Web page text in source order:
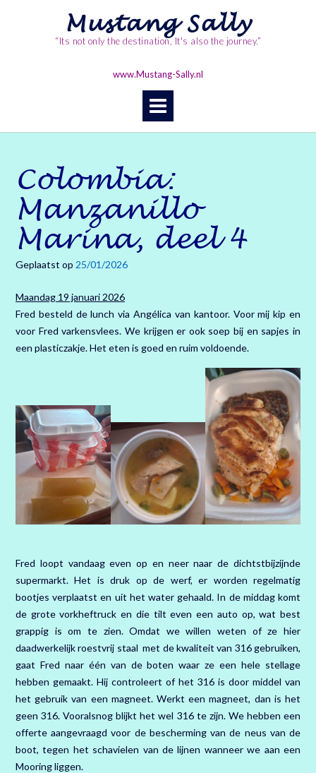
Mustang Sally
“Its not only the destination, It's also the journey.”
www.Mustang-Sally.nl
Colombia:
Manzanillo
Marina, deel 4
Geplaatst op 25/01/2026
Maandag 19 januari 2026
Fred besteld de lunch via Angélica van kantoor. Voor mij kip en
voor Fred varkensvlees. We krijgen er ook soep bij en sapjes in
een plasticzakje. Het eten is goed en ruim voldoende.
Fred loopt vandaag even op en neer naar de dichtstbijzijnde
supermarkt. Het is druk op de werf, er worden regelmatig
bootjes verplaatst en uit het water gehaald. In de middag komt
de grote vorkheftruck en die tilt even een auto op, wat best
grappig is om te zien. Omdat we willen weten of ze hier
daadwerkelijk roestvrij staal met de kwaliteit van 316 gebruiken,
gaat Fred naar één van de boten waar ze een hele stellage
hebben gemaakt. Hij controleert of het 316 is door middel van
het gebruik van een magneet. Werkt een magneet, dan is het
geen 316. Vooralsnog blijkt het wel 316 te zijn. We hebben een
offerte aangevraagd voor de bescherming van de neus van de
boot, tegen het schavielen van de lijnen wanneer we aan een
Mooring liggen.